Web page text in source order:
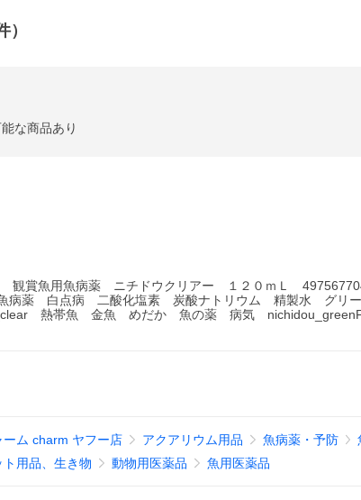
）
な商品あり
品 観賞魚用魚病薬 ニチドウクリアー １２０ｍＬ
病薬 白点病 二酸化塩素 炭酸ナトリウム 精製水 グ
熱帯魚 金魚 めだか 魚の薬 病気
ーム charm ヤフー店 アクアリウム用品 魚病薬・予防
ト用品、生き物
動物用医薬品 魚用医薬品